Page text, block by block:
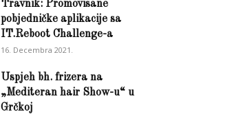
Travnik: Promovisane
pobjedničke aplikacije sa
IT.Reboot Challenge-a
16. Decembra 2021.
Uspjeh bh. frizera na
„Mediteran hair Show-u“ u
Grčkoj